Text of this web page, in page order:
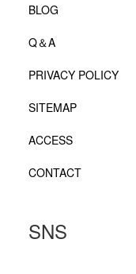
BLOG
Q＆A
PRIVACY POLICY
SITEMAP
ACCESS
CONTACT
SNS